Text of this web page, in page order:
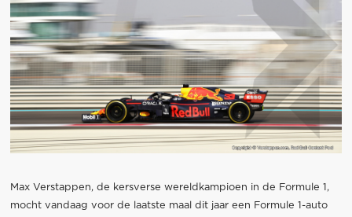
Max Verstappen, de kersverse wereldkampioen in de Formule 1,
mocht vandaag voor de laatste maal dit jaar een Formule 1-auto